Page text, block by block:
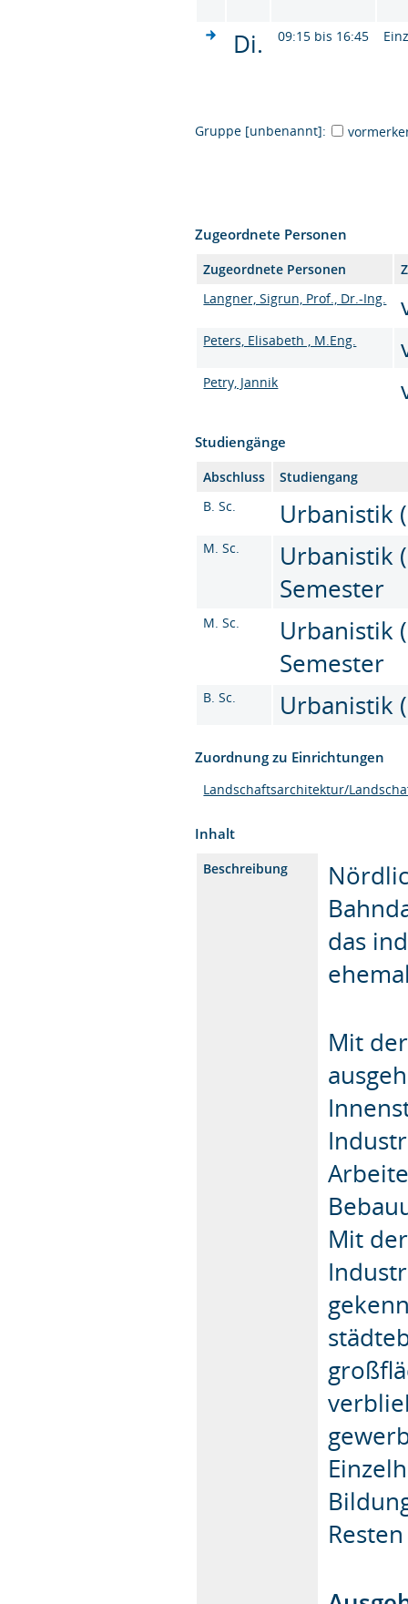
Di. 09:15 bis 16:45
Gruppe [unbenannt]:
Zugeordnete Personen
Zugeordnete Personen
Langner, Sigrun, Prof., Dr.-Ing.
Peters, Elisabeth , M.Eng.
Petry, Jannik
Studiengänge
Abschluss
Studiengang
B. Sc.
Urbanistik
M. Sc.
Urbanistik
Semester
M. Sc.
Urbanistik
Semester
B. Sc. Urbanistik
Zuordnung zu Einrichtungen
Landschaftsarchitektur/
Inhalt
Beschreibung
das
Mit
Mit